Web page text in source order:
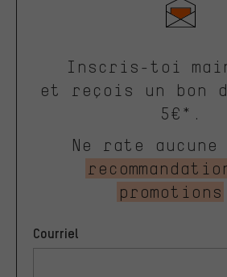
Inscris-toi
et reçois un bon
5€*.
Ne rate aucune
promotions
Courriel